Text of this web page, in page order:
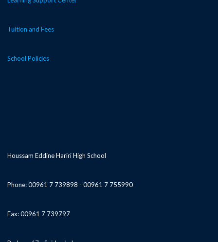
Tuition and Fees
School Policies
Houssam Eddine Hariri High School
Phone: 00961 7 739898 - 00961 7 755990
Fax: 00961 7 739797